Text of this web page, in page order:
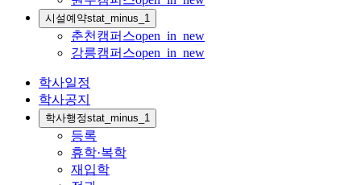
시설예약stat_minus_1
춘천캠퍼스open_in_new
강릉캠퍼스open_in_new
학사일정
학사공지
학사행정stat_minus_1
등록
휴학·복학
재입학